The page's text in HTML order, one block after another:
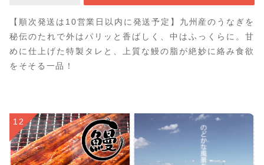
【順次発送は10営業日以内に発送予定】九州産のうなぎを
秘伝のたれで外はパリッと香ばしく、中はふっくらに。甘
めに仕上げた特製タレと、上質な鰻の脂が絶妙に絡み食欲
をそそる一品！
12